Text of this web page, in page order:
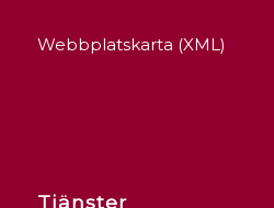
Webbplatskarta (XML)
Tjänster